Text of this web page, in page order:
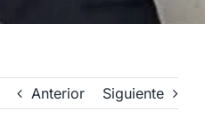
Anterior Siguiente